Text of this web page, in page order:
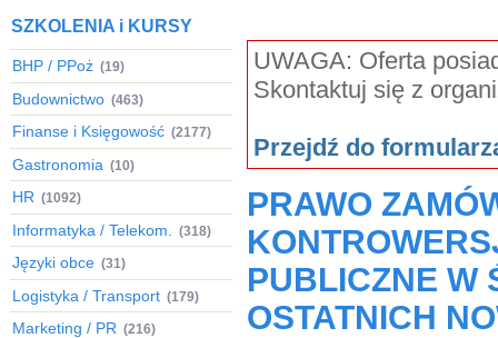
SZKOLENIA i KURSY
BHP / PPoż (19)
Budownictwo (463)
Finanse i Księgowość (2177)
Gastronomia (10)
HR (1092)
Informatyka / Telekom. (318)
Języki obce (31)
Logistyka / Transport (179)
Marketing / PR (216)
UWAGA: Oferta
Skontaktuj się z
Przejdź do
PRAWO
PUBLICZNE W
OSTATNICH